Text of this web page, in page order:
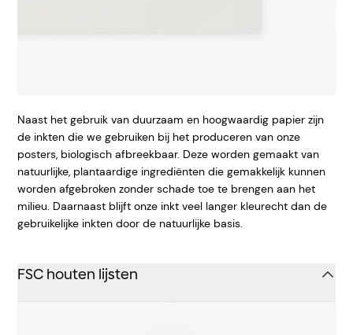
Naast het gebruik van duurzaam en hoogwaardig papier zijn
de inkten die we gebruiken bij het produceren van onze
posters, biologisch afbreekbaar. Deze worden gemaakt van
natuurlijke, plantaardige ingrediënten die gemakkelijk kunnen
worden afgebroken zonder schade toe te brengen aan het
milieu. Daarnaast blijft onze inkt veel langer kleurecht dan de
gebruikelijke inkten door de natuurlijke basis.
FSC houten lijsten